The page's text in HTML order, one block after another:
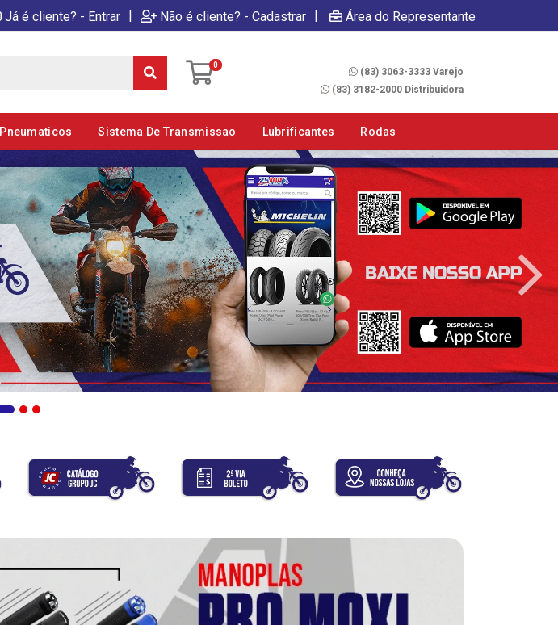
Já é cliente? - Entrar | Não é cliente? - Cadastrar | Área do Representante
0
(83) 3063-3333 Varejo
(83) 3182-2000 Distribuidora
Pneumaticos Sistema De Transmissao Lubrificantes Rodas